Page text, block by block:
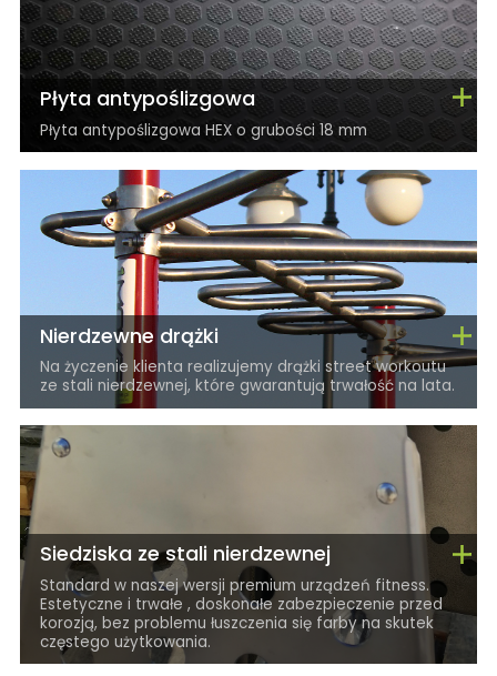
Płyta antypoślizgowa
Płyta antypoślizgowa HEX o grubości 18 mm
Nierdzewne drążki
Na życzenie klienta realizujemy drążki street workoutu
ze stali nierdzewnej, które gwarantują trwałość na lata.
Siedziska ze stali nierdzewnej
Standard w naszej wersji premium urządzeń fitness.
Estetyczne i trwałe , doskonałe zabezpieczenie przed
korozją, bez problemu łuszczenia się farby na skutek
częstego użytkowania.